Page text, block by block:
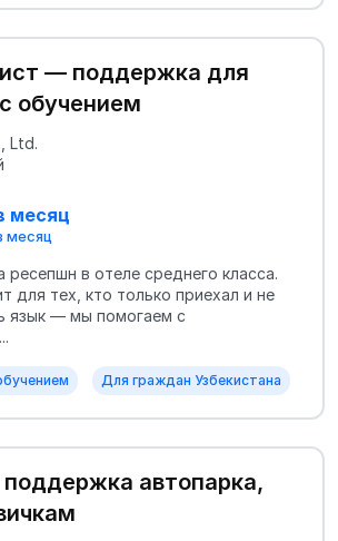
— поддержка для
обучением
Ltd.
месяц
месяц
ресепшн в отеле среднего класса.
для тех, кто только приехал и не
язык — мы помогаем с
Для граждан Узбекистана
автопарка,